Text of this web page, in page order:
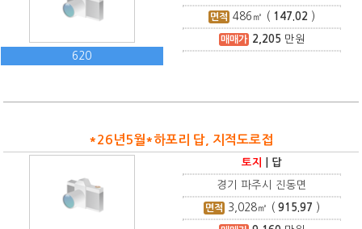
620
면적 486 ㎡ ( 147.02 )
매매가 2,205 만원
*26년5월*하포리 답, 지적도로접
토지 답
경기 파주시 진동면
면적 3,028㎡ (915.97 )